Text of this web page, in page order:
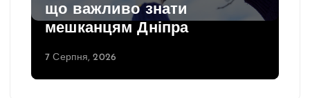
що важливо знати
мешканцям Дніпра
7 Серпня, 2026